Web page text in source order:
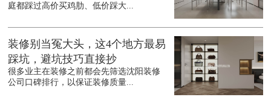
庭都踩过高价买鸡肋、低价踩大...
装修别当冤大头，这4个地方最易
踩坑，避坑技巧直接抄
很多业主在装修之前都会先筛选沈阳装修
公司口碑排行，以保证装修质量...